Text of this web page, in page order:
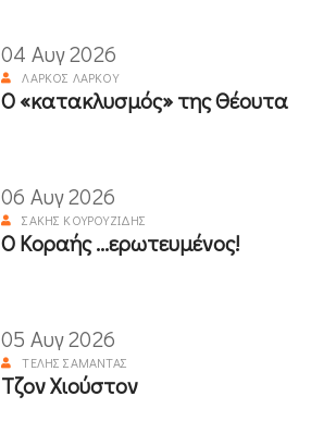
04 Αυγ 2026
ΛΆΡΚΟΣ ΛΆΡΚΟΥ
Ο «κατακλυσμός» της Θέουτα
06 Αυγ 2026
ΣΆΚΗΣ ΚΟΥΡΟΥΖΊΔΗΣ
Ο Κοραής ...ερωτευμένος!
05 Αυγ 2026
ΤΈΛΗΣ ΣΑΜΑΝΤΆΣ
Τζον Χιούστον